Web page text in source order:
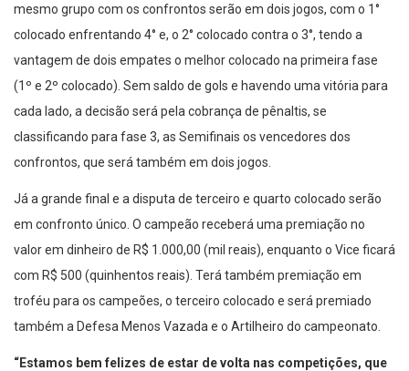
mesmo grupo com os confrontos serão em dois jogos, com o 1°
colocado enfrentando 4° e, o 2° colocado contra o 3°, tendo a
vantagem de dois empates o melhor colocado na primeira fase
(1º e 2º colocado). Sem saldo de gols e havendo uma vitória para
cada lado, a decisão será pela cobrança de pênaltis, se
classificando para fase 3, as Semifinais os vencedores dos
confrontos, que será também em dois jogos.
Já a grande final e a disputa de terceiro e quarto colocado serão
em confronto único. O campeão receberá uma premiação no
valor em dinheiro de R$ 1.000,00 (mil reais), enquanto o Vice ficará
com R$ 500 (quinhentos reais). Terá também premiação em
troféu para os campeões, o terceiro colocado e será premiado
também a Defesa Menos Vazada e o Artilheiro do campeonato.